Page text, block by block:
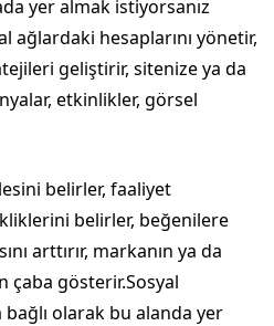
yer almak istiyorsanız
ağlardaki hesaplarını yönetir,
geliştirir, sitenize ya da
etkinlikler, görsel
belirler, faaliyet
belirler, beğenilere
arttırır, markanın ya da
çaba gösterir.Sosyal
bağlı olarak bu alanda yer